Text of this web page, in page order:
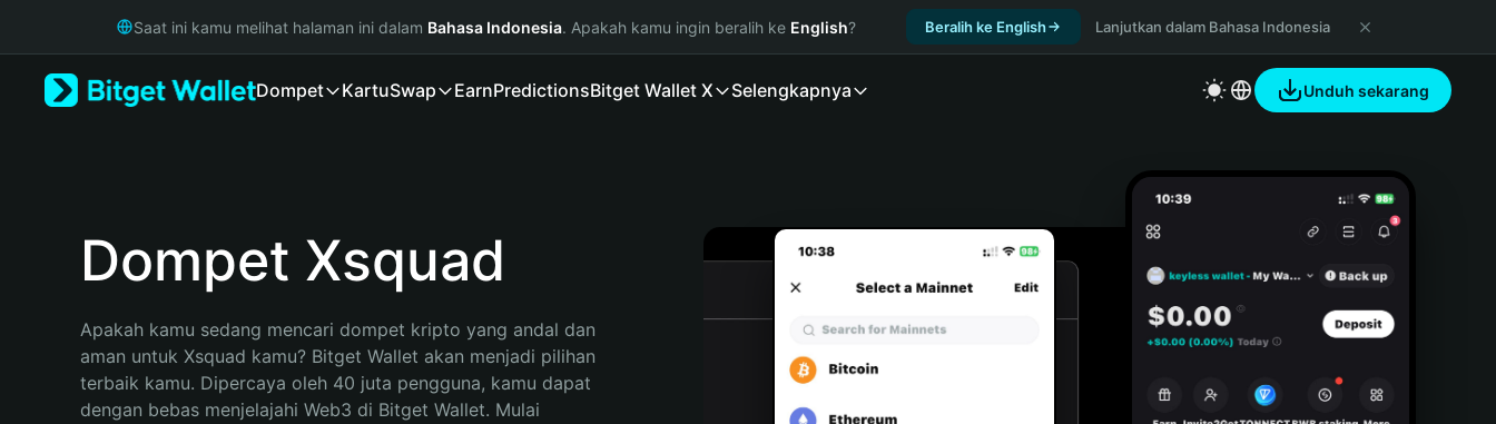
Русский
Bahasa Indonesia
Saat ini kamu melihat halaman ini dalam Bahasa Indonesia. Apakah kamu ingin beralih ke English? Beralih ke English Lanjutkan dalam Bahasa Indonesia
Dompet KartuSwap EarnPredictionsBitget Wallet X Selengkapnya Unduh sekarang
Dompet Xsquad
Apakah kamu sedang mencari dompet kripto yang andal dan
aman untuk Xsquad kamu? Bitget Wallet akan menjadi pilihan
terbaik kamu. Dipercaya oleh 40 juta pengguna, kamu dapat
dengan bebas menjelajahi Web3 di Bitget Wallet. Mulai